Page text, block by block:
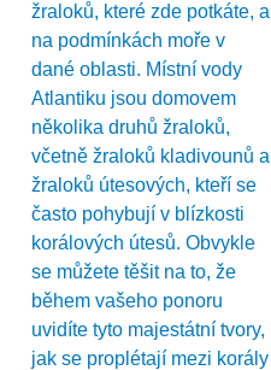
žraloků, které zde potkáte, a
na podmínkách moře v
dané oblasti. Místní vody
Atlantiku jsou domovem
několika druhů žraloků,
včetně žraloků kladivounů a
žraloků útesových, kteří se
často pohybují v blízkosti
korálových útesů. Obvykle
se můžete těšit na to, že
během vašeho ponoru
uvidíte tyto majestátní tvory,
jak se proplétají mezi korály